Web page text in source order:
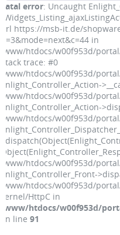
Fatal error: Uncaught
url https://msb-it.de/
p=3&mode=next&c=44 in
/www/htdocs/w00f953d/
Stack trace: #0
/www/htdocs/w00f953d/
Enlight_Controller_Action-
/www/htdocs/w00f953d/
Enlight_Controller_Action-
/www/htdocs/w00f953d/
/www/htdocs/w00f953d/
Enlight_Controller_Front-
/www/htdocs/w00f953d/
kernel/HttpC in
/www/htdocs/w00f953d/
on line91